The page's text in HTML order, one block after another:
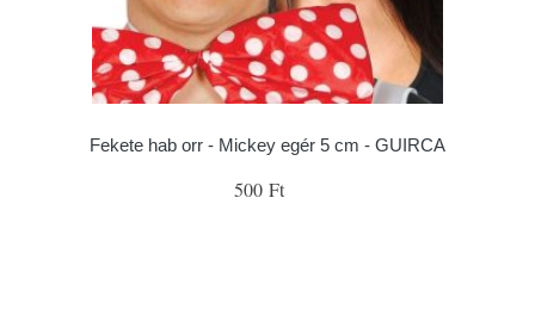
Fekete hab orr - Mickey egér 5 cm - GUIRCA
500 Ft